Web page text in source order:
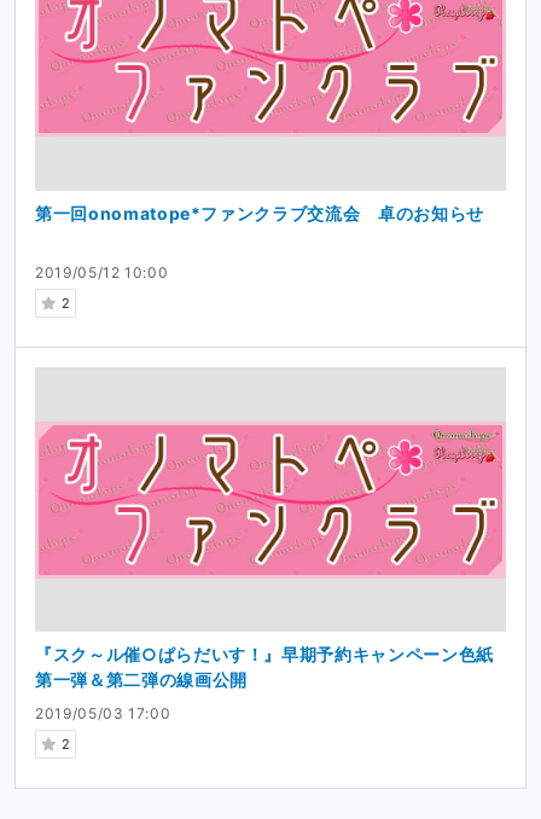
2019/05/12 10:00
2
第一回onomatope*ファンクラブ交流会 卓のお知らせ
2019/05/03 17:00
2
『スク～ル催○ぱらだいす！』早期予約キャンペーン色紙
第一弾＆第二弾の線画公開